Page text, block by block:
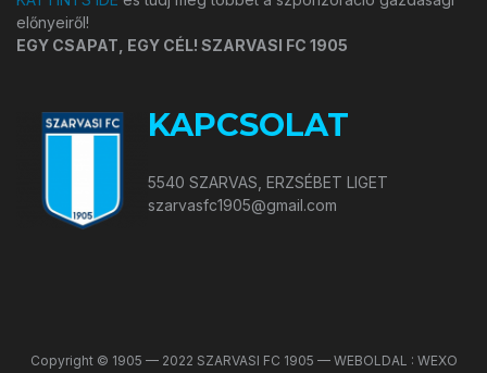
előnyeiről!
EGY CSAPAT, EGY CÉL! SZARVASI FC 1905
KAPCSOLAT
5540 SZARVAS, ERZSÉBET LIGET
szarvasfc1905@gmail.com
Copyright © 1905 — 2022 SZARVASI FC 1905 — WEBOLDAL : WEXO